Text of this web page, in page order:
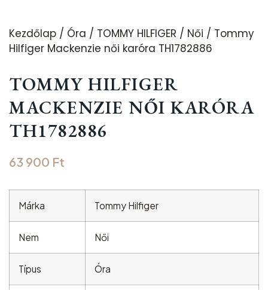
Kezdőlap / Óra / TOMMY HILFIGER / Női / Tommy
Hilfiger Mackenzie női karóra TH1782886
TOMMY HILFIGER
MACKENZIE NŐI KARÓRA
TH1782886
63 900 Ft
Márka Tommy Hilfiger
Nem Női
Típus Óra